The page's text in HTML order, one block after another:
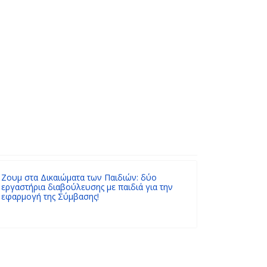
Ζουμ στα Δικαιώματα των Παιδιών: δύο
εργαστήρια διαβούλευσης με παιδιά για την
εφαρμογή της Σύμβασης!